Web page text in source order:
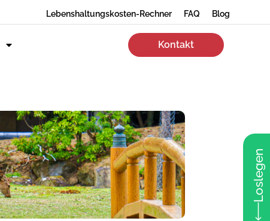
Lebenshaltungskosten-Rechner FAQ Blog
Kontakt
Loslegen